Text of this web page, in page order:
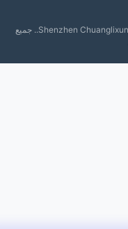
©2021- Shenzhen Chuanglixun Optoelectronic Equipment Co., Ltd.. جميع